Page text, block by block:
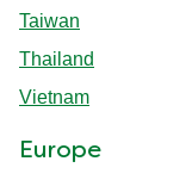
Taiwan
Thailand
Vietnam
Europe